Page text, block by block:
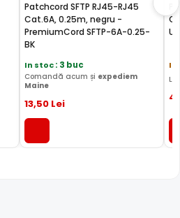
Patchcord SFTP RJ45-RJ45
Cat.6A, 0.25m, negru -
PremiumCord SFTP-6A-0.25-
BK
In stoc: 3 buc
Comandă acum și expediem
Maine
13,50 Lei
In
4